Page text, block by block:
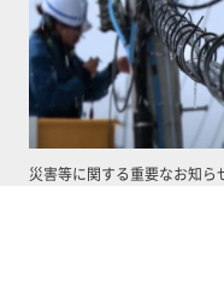
災害等に関する重要なお知ら